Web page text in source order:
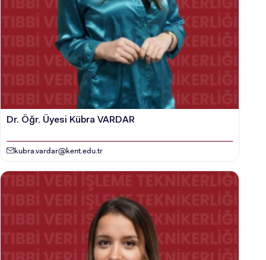
Dr. Öğr. Üyesi Kübra VARDAR
kubra.vardar@kent.edu.tr